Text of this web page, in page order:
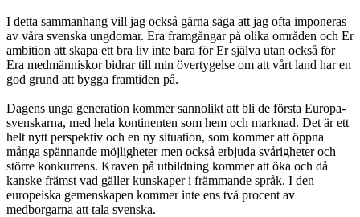
I detta sammanhang vill jag också gärna säga att jag ofta imponeras
av våra svenska ungdomar. Era framgångar på olika områden och Er
ambition att skapa ett bra liv inte bara för Er själva utan också för
Era medmänniskor bidrar till min övertygelse om att vårt land har en
god grund att bygga framtiden på.
Dagens unga generation kommer sannolikt att bli de första Europa-
svenskarna, med hela kontinenten som hem och marknad. Det är ett
helt nytt perspektiv och en ny situation, som kommer att öppna
många spännande möjligheter men också erbjuda svårigheter och
större konkurrens. Kraven på utbildning kommer att öka och då
kanske främst vad gäller kunskaper i främmande språk. I den
europeiska gemenskapen kommer inte ens två procent av
medborgarna att tala svenska.